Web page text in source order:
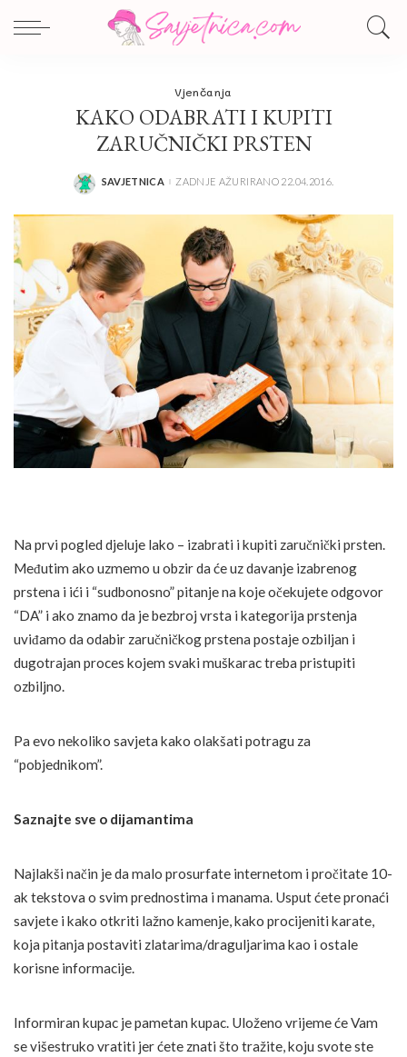
Vjenčanja
KAKO ODABRATI I KUPITI
ZARUČNIČKI PRSTEN
POSTED
SAVJETNICA ZADNJE AŽURIRANO 22.04.2016.
Na prvi pogled djeluje lako – izabrati i kupiti zaručnički prsten.
Međutim ako uzmemo u obzir da će uz davanje izabrenog
prstena i ići i “sudbonosno” pitanje na koje očekujete odgovor
“DA” i ako znamo da je bezbroj vrsta i kategorija prstenja
uviđamo da odabir zaručničkog prstena postaje ozbiljan i
dugotrajan proces kojem svaki muškarac treba pristupiti
ozbiljno.
Pa evo nekoliko savjeta kako olakšati potragu za
“pobjednikom”.
Saznajte sve o dijamantima
Najlakši način je da malo prosurfate internetom i pročitate 10-
ak tekstova o svim prednostima i manama. Usput ćete pronaći
savjete i kako otkriti lažno kamenje, kako procijeniti karate,
koja pitanja postaviti zlatarima/draguljarima kao i ostale
korisne informacije.
Informiran kupac je pametan kupac. Uloženo vrijeme će Vam
se višestruko vratiti jer ćete znati što tražite, koju svote ste